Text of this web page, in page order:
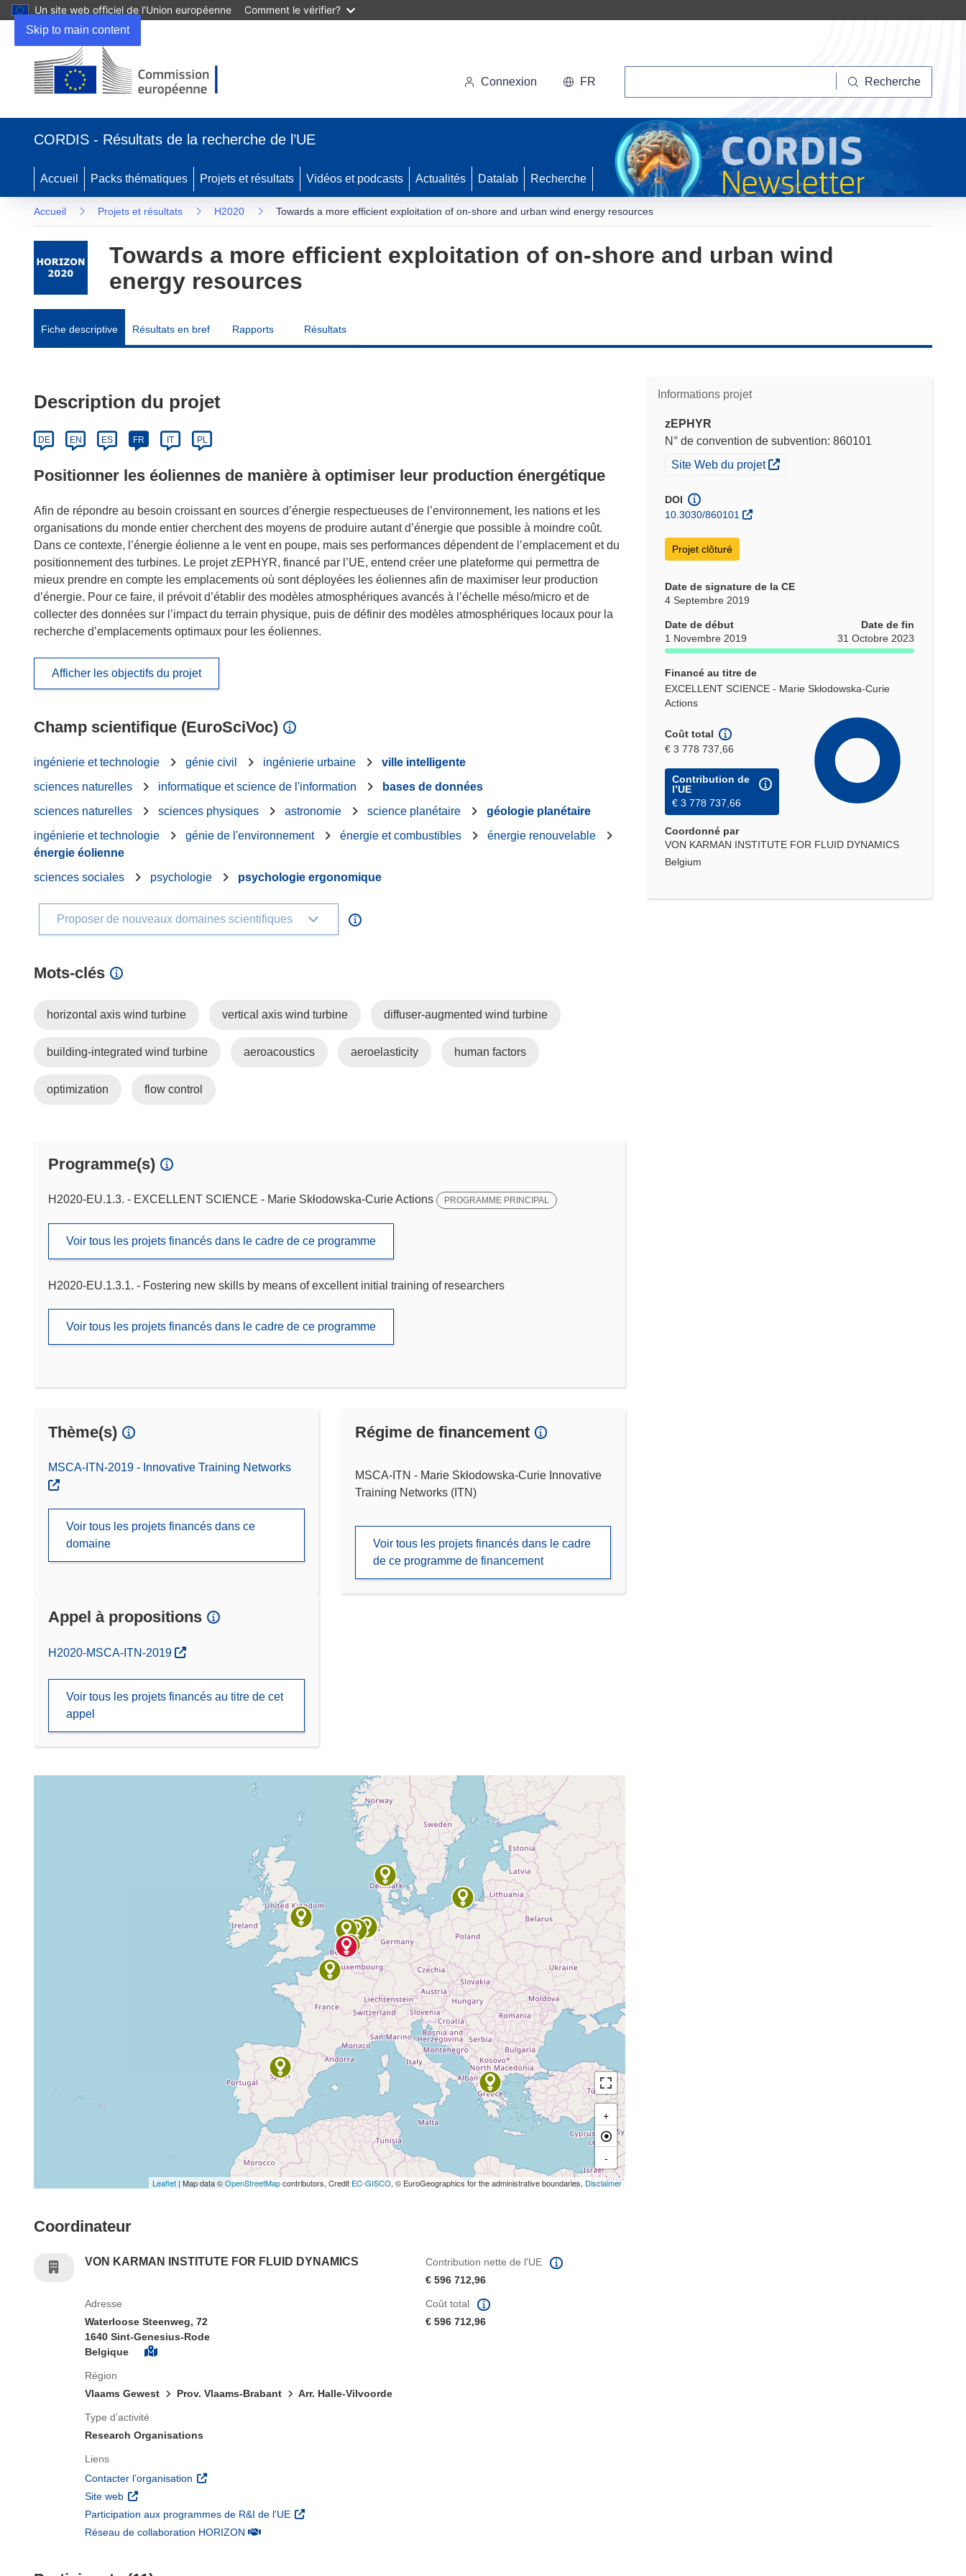
Skip to main content
Un site web officiel de l’Union européenne Comment le vérifier?
Connexion FR Recherche
CORDIS - Résultats de la recherche de l’UE
Accueil Packs thématiques Projets et résultats Vidéos et podcasts Actualités Datalab Recherche
Accueil Projets et résultats H2020 Towards a more efficient exploitation of on-shore and urban wind energy resources
Towards a more efficient exploitation of on-shore and urban wind
energy resources
Fiche descriptive Résultats en bref Rapports Résultats
Informations projet
zEPHYR
N° de convention de subvention: 860101
(s’ouvre dans une nouvelle fenêtre)
Site Web du projet
DOI
10.3030/860101
Projet clôturé
Date de signature de la CE
4 Septembre 2019
Date de début
1 Novembre 2019
Date de fin
31 Octobre 2023
Financé au titre de
EXCELLENT SCIENCE - Marie Skłodowska-Curie
Actions
Coût total
€ 3 778 737,66
Contribution de
l’UE
€ 3 778 737,66
Coordonné par
VON KARMAN INSTITUTE FOR FLUID DYNAMICS
Belgium
Description du projet
DE EN ES FR IT PL
Positionner les éoliennes de manière à optimiser leur production énergétique
Afin de répondre au besoin croissant en sources d’énergie respectueuses de l’environnement, les nations et les
organisations du monde entier cherchent des moyens de produire autant d’énergie que possible à moindre coût.
Dans ce contexte, l’énergie éolienne a le vent en poupe, mais ses performances dépendent de l’emplacement et du
positionnement des turbines. Le projet zEPHYR, financé par l’UE, entend créer une plateforme qui permettra de
mieux prendre en compte les emplacements où sont déployées les éoliennes afin de maximiser leur production
d’énergie. Pour ce faire, il prévoit d’établir des modèles atmosphériques avancés à l’échelle méso/micro et de
collecter des données sur l’impact du terrain physique, puis de définir des modèles atmosphériques locaux pour la
recherche d’emplacements optimaux pour les éoliennes.
Afficher les objectifs du projet
Champ scientifique (EuroSciVoc)
ingénierie et technologie génie civil ingénierie urbaine
ville intelligente
sciences naturelles
informatique et science de l'information
bases de données
sciences naturelles
sciences physiques astronomie science planétaire
géologie planétaire
ingénierie et technologie
génie de l'environnement énergie et combustibles
énergie renouvelable
énergie éolienne
sciences sociales
psychologie psychologie ergonomique
Proposer de nouveaux domaines scientifiques
Mots‑clés
horizontal axis wind turbine vertical axis wind turbine diffuser-augmented wind turbine
building-integrated wind turbine aeroacoustics aeroelasticity human factors
optimization flow control
Programme(s)
H2020-EU.1.3. - EXCELLENT SCIENCE - Marie Skłodowska-Curie Actions PROGRAMME PRINCIPAL
Voir tous les projets financés dans le cadre de ce programme
H2020-EU.1.3.1. - Fostering new skills by means of excellent initial training of researchers
Voir tous les projets financés dans le cadre de ce programme
Thème(s)
MSCA-ITN-2019 - Innovative Training Networks
Voir tous les projets financés dans ce
domaine
Régime de financement
MSCA-ITN - Marie Skłodowska-Curie Innovative
Training Networks (ITN)
Voir tous les projets financés dans le cadre
de ce programme de financement
Appel à propositions
(s’ouvre dans une nouvelle fenêtre)
H2020-MSCA-ITN-2019
Voir tous les projets financés au titre de cet
appel
+
-
Leaflet | Map data ©OpenStreetMapcontributors, Credit EC-GISCO, © EuroGeographics for the administrative boundaries, Disclaimer
Coordinateur
VON KARMAN INSTITUTE FOR FLUID DYNAMICS
Contribution nette de l'UE
€ 596 712,96
Adresse
Waterloose Steenweg, 72
1640 Sint-Genesius-Rode
Belgique
Région
Vlaams Gewest
Prov. Vlaams-Brabant Arr. Halle-Vilvoorde
Type d’activité
Research Organisations
Liens
Contacter l’organisation (s’ouvre dans une nouvelle fenêtre)
Site web (s’ouvre dans une nouvelle fenêtre)
Participation aux programmes de R&I de l'UE (s’ouvre dans une nouvelle fenêtre)
Réseau de collaboration HORIZON(s’ouvre dans une nouvelle fenêtre)
Coût total
€ 596 712,96